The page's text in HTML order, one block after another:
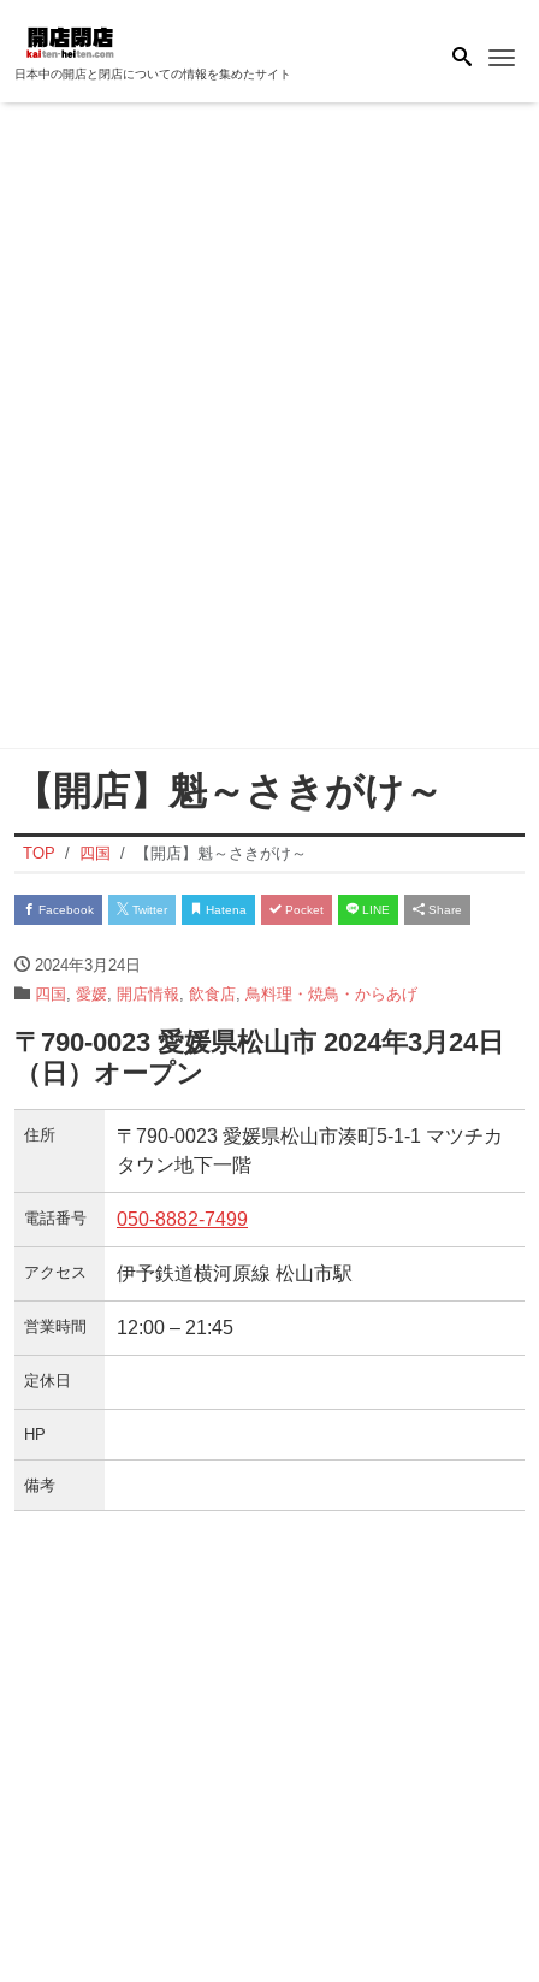
日本中の開店と閉店についての情報を集めたサイト
【開店】魁～さきがけ～
TOP 四国 【開店】魁～さきがけ～
Facebook Twitter Hatena Pocket LINE Share
2024年3月24日
四国 愛媛 開店情報 飲食店 鳥料理・焼鳥・からあげ
〒790-0023 愛媛県松山市 2024年3月24日
（日）オープン
住所
〒790-0023 愛媛県松山市湊町5-1-1 マツチカ
タウン地下一階
電話番号 050-8882-7499
アクセス 伊予鉄道横河原線 松山市駅
営業時間 12:00 – 21:45
定休日
HP
備考